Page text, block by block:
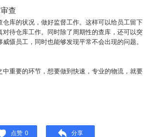
查
仓库的状况，做好监督工作。这样可以给员工留下
对待仓库工作。同时除了周期性的查库，还可以突
慑员工，同时也能够发现平常不会出现的问题。
中重要的环节，想要做到快速，专业的物流，就要
点赞 0 分享